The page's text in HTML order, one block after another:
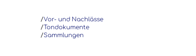
/Vor- und Nachlässe
/Tondokumente
/Sammlungen